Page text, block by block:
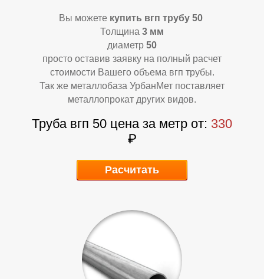
К
Вы можете купить вгп трубу 50
Толщина 3 мм
диаметр 50
просто оставив заявку на полный расчет
стоимости Вашего объема вгп трубы.
Так же металлобаза УрбанМет поставляет
металлопрокат других видов.
Труба вгп 50 цена за метр от: 330
₽
Расчитать
К